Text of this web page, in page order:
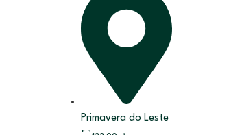
Primavera do Leste